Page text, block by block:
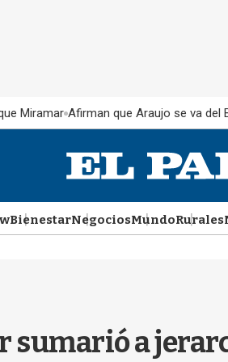
Miramar Afirman que Araujo se va del
BienestarNegociosMundoRurales
a